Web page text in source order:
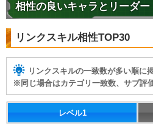
相性の良いキャラとリーダー
リンクスキル相性TOP30
リンクスキルの一致数が多い順に
※同じ場合はカテゴリ一致数、サブ評
レベル1